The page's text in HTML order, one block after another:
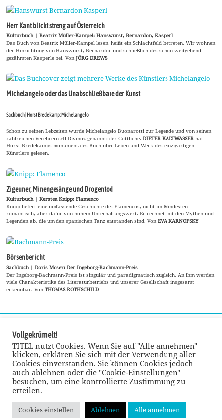
Herr Kant blickt streng auf Österreich
Kulturbuch | Beatrix Müller-Kampel: Hanswurst, Bernardon, Kasperl
Das Buch von Beatrix Müller-Kampel lesen, heißt ein Schlachtfeld betreten. Wir wohnen
der Hinrichtung von Hanswurst, Bernardon und schließlich des schon weitgehend
gezähmten Kasperle bei. VonJÖRG DREWS
Michelangelo oder das Unabschließbare der Kunst
Sachbuch | Horst Bredekamp: Michelangelo
Schon zu seinen Lebzeiten wurde Michelangelo Buonarotti zur Legende und von seinen
zahlreichen Verehrern »Il Divino« genannt: der Göttliche.DIETER KALTWASSERhat
Horst Bredekamps monumentales Buch über Leben und Werk des einzigartigen
Künstlers gelesen.
Zigeuner, Minengesänge und Drogentod
Kulturbuch | Kersten Knipp: Flamenco
Knipp liefert eine umfassende Geschichte des Flamencos, nicht im Mindesten
romantisch, aber dafür von hohem Unterhaltungswert. Er rechnet mit den Mythen und
Legenden ab, die um den spanischen Tanz entstanden sind. VonEVA KARNOFSKY
Börsenbericht
Sachbuch | Doris Moser: Der Ingeborg-Bachmann-Preis
Der Ingeborg-Bachmann-Preis ist singulär und paradigmatisch zugleich. An ihm werden
viele Charakteristika des Literaturbetriebs und unserer Gesellschaft insgesamt
erkennbar. VonTHOMAS ROTHSCHILD
© TITEL kulturmagazin 2022
Vollgekrümelt!
TITEL nutzt Cookies. Wenn Sie auf "Alle annehmen"
klicken, erklären Sie sich mit der Verwendung aller
Cookies einverstanden. Sie können Cookies jedoch
auch ablehnen oder die "Cookie-Einstellungen"
besuchen, um eine kontrollierte Zustimmung zu
erteilen.
Cookies einstellen Ablehnen Alle annehmen